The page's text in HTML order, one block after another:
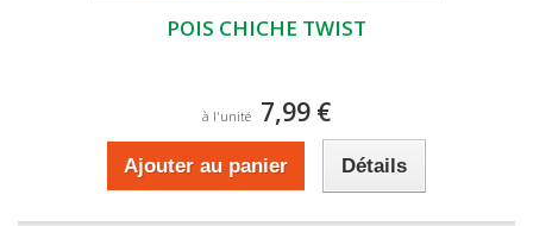
POIS CHICHE TWIST
à l'unité 7,99 €
Ajouter au panier Détails